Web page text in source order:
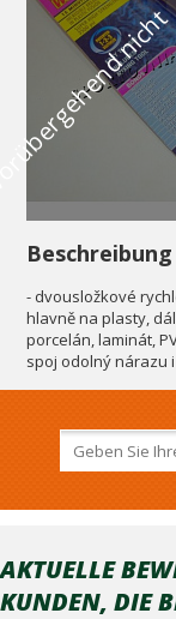
Beschreibung
- dvousložkové
hlavně na plasty,
porcelán, laminát,
spoj odolný nárazu
AKTUELLE
KUNDEN, DIE